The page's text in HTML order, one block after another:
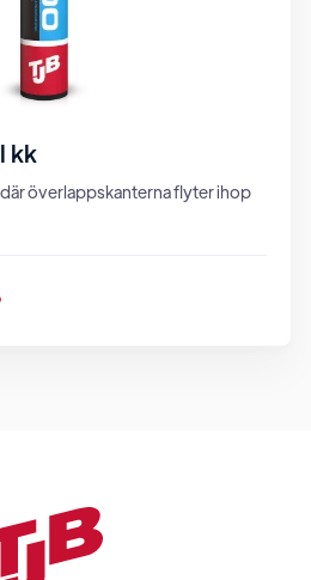
kk
överlappskanterna flyter ihop